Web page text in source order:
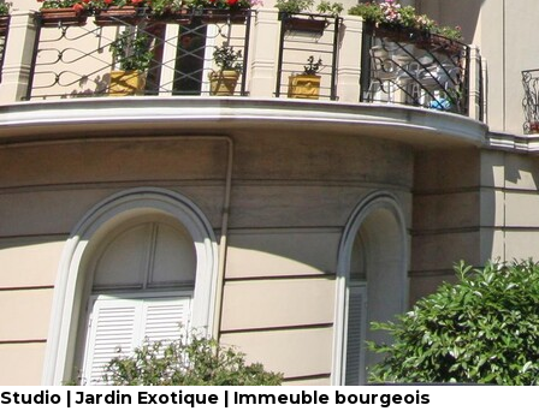
Studio | Jardin Exotique | Immeuble bourgeois